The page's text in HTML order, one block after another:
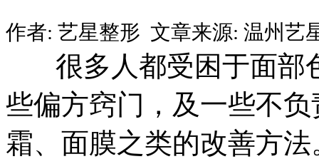
作者: 艺星整形 文章来源: 温州艺
很多人都受困于面部
些偏方窍门，及一些不
霜、面膜之类的改善方